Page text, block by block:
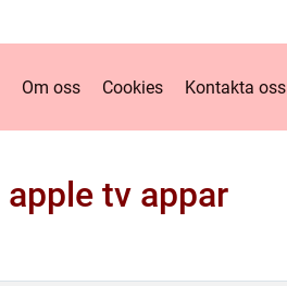
Om oss Cookies Kontakta oss
apple tv appar